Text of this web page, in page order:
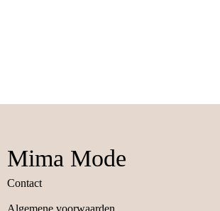
Mima Mode
Contact
Algemene voorwaarden